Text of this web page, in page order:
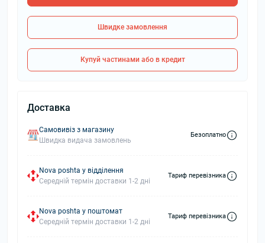
Швидке замовлення
Купуй частинами або в кредит
Доставка
Самовивіз з магазину
Швидка видача замовлень
Безоплатно
Nova poshta у відділення
Середній термін доставки 1-2 дні
Тариф перевізника
Nova poshta у поштомат
Середній термін доставки 1-2 дні
Тариф перевізника